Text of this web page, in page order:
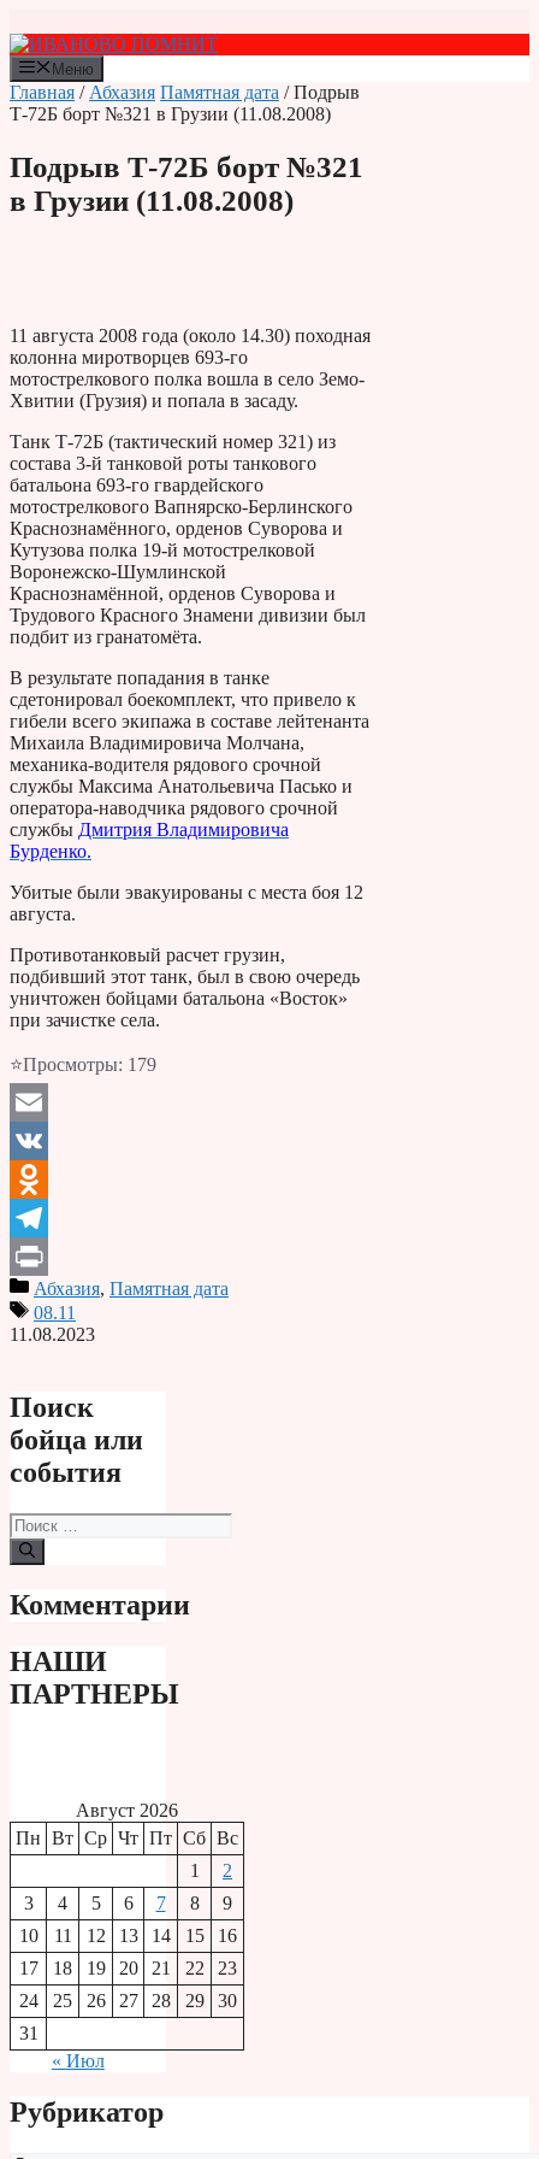
к
содержимому
Меню
Главная / Абхазия Памятная дата / Подрыв
Т-72Б борт №321 в Грузии (11.08.2008)
Подрыв Т-72Б борт №321
в Грузии (11.08.2008)
11 августа 2008 года (около 14.30) походная
колонна миротворцев 693-го
мотострелкового полка вошла в село Земо-
Хвитии (Грузия) и попала в засаду.
Танк Т-72Б (тактический номер 321) из
состава 3-й танковой роты танкового
батальона 693-го гвардейского
мотострелкового Вапнярско-Берлинского
Краснознамённого, орденов Суворова и
Кутузова полка 19-й мотострелковой
Воронежско-Шумлинской
Краснознамённой, орденов Суворова и
Трудового Красного Знамени дивизии был
подбит из гранатомёта.
В результате попадания в танке
сдетонировал боекомплект, что привело к
гибели всего экипажа в составе лейтенанта
Михаила Владимировича Молчана,
механика-водителя рядового срочной
службы Максима Анатольевича Пасько и
оператора-наводчика рядового срочной
службы Дмитрия Владимировича
Бурденко.
Убитые были эвакуированы с места боя 12
августа.
Противотанковый расчет грузин,
подбивший этот танк, был в свою очередь
уничтожен бойцами батальона «Восток»
при зачистке села.
⭐Просмотры: 179
Email
VK
Odnoklassniki
Telegram
PrintАбхазия, Памятная дата
08.11
11.08.2023
Поиск
бойца или
события
Поиск:
Комментарии
НАШИ
ПАРТНЕРЫ
Август 2026
Пн Вт Ср Чт Пт Сб Вс
1
2
3
4 5 6 7 8
9
10
11 12 13 14 15
16
17
18 19 20 21 22
23
24
25 26 27 28 29
30
31
« Июл
Рубрикатор